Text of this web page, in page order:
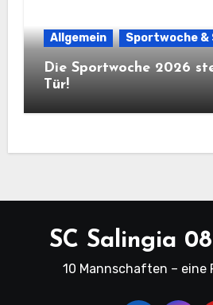
Allgemein Sportwoche &
Die Sportwoche 2026
Tür!
SC Salingia
10 Mannschaften – eine